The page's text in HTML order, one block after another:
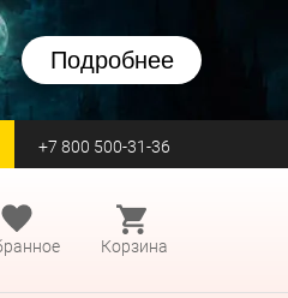
Подробнее
+7 800 500-31-36
Корзина